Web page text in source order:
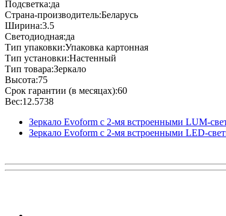
Подсветка:да
Страна-производитель:Беларусь
Ширина:3.5
Светодиодная:да
Тип упаковки:Упаковка картонная
Тип установки:Настенный
Тип товара:Зеркало
Высота:75
Срок гарантии (в месяцах):60
Вес:12.5738
Зеркало Evoform с 2-мя встроенными LUM-
Зеркало Evoform с 2-мя встроенными LED-